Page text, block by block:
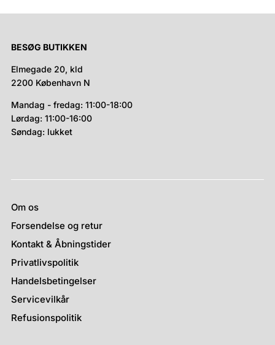
BESØG BUTIKKEN
Elmegade 20, kld
2200 København N
Mandag - fredag: 11:00-18:00
Lørdag: 11:00-16:00
Søndag: lukket
Om os
Forsendelse og retur
Kontakt & Åbningstider
Privatlivspolitik
Handelsbetingelser
Servicevilkår
Refusionspolitik